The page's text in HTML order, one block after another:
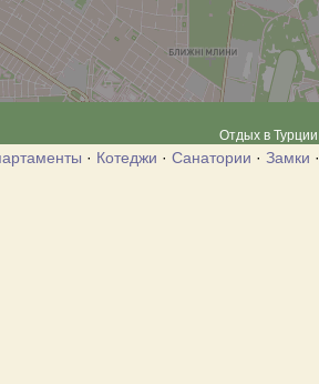
Отдых в Турции
· Котеджи · Санатории · Замки ·